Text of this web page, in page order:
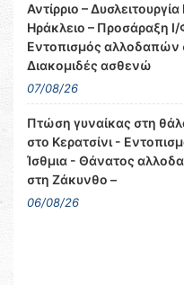
Αντίρριο –
Ηράκλειο – Προσάραξη
Εντοπισμός αλλοδαπών
Διακομιδές ασθενώ
07/08/26
Πτώση γυναίκας στη
στο Κερατσίνι -
Ίσθμια - Θάνατος
στη Ζάκυνθο –
06/08/26